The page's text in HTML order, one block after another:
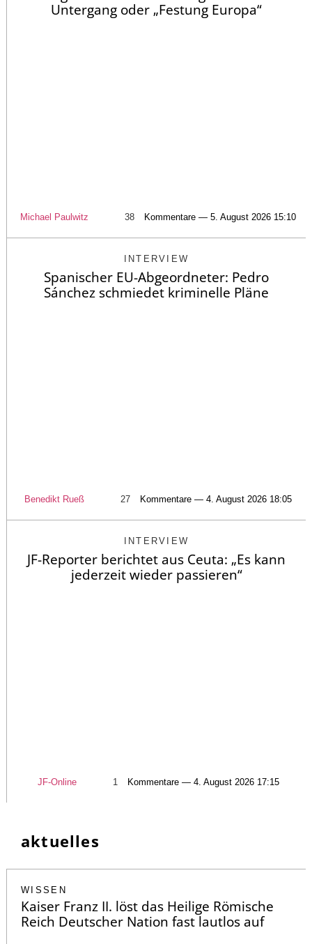
Untergang oder „Festung Europa“
Michael Paulwitz 38 Kommentare — 5. August 2026 15:10
INTERVIEW
Spanischer EU-Abgeordneter: Pedro
Sánchez schmiedet kriminelle Pläne
Benedikt Rueß 27 Kommentare — 4. August 2026 18:05
INTERVIEW
JF-Reporter berichtet aus Ceuta: „Es kann
jederzeit wieder passieren“
JF-Online 1 Kommentare — 4. August 2026 17:15
aktuelles
WISSEN
Kaiser Franz II. löst das Heilige Römische
Reich Deutscher Nation fast lautlos auf